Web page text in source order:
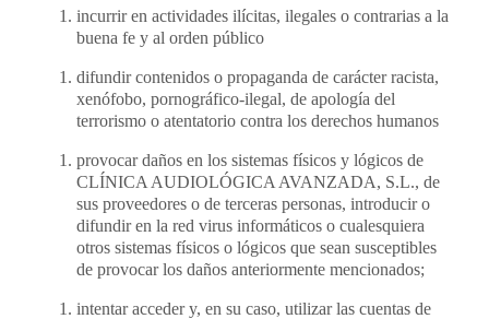
incurrir en actividades ilícitas, ilegales o contrarias a la
buena fe y al orden público
difundir contenidos o propaganda de carácter racista,
xenófobo, pornográfico-ilegal, de apología del
terrorismo o atentatorio contra los derechos humanos
provocar daños en los sistemas físicos y lógicos de
CLÍNICA AUDIOLÓGICA AVANZADA, S.L., de
sus proveedores o de terceras personas, introducir o
difundir en la red virus informáticos o cualesquiera
otros sistemas físicos o lógicos que sean susceptibles
de provocar los daños anteriormente mencionados;
intentar acceder y, en su caso, utilizar las cuentas de